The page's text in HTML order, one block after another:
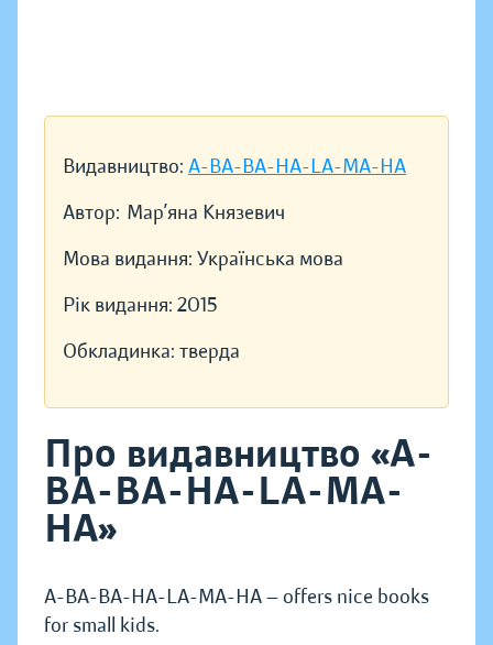
Видавництво: A-BA-BA-HA-LA-MA-HA
Автор: Мар’яна Князевич
Мова видання: Українська мова
Рік видання: 2015
Обкладинка: тверда
Про видавництво «A-
BA-BA-HA-LA-MA-
HA»
A-BA-BA-HA-LA-MA-HA — offers nice books
for small kids.